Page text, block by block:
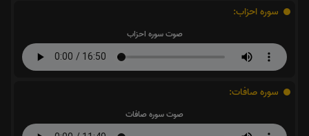
سوره احزاب:
صوت سوره احزاب
سوره صافات:
صوت سوره صافات